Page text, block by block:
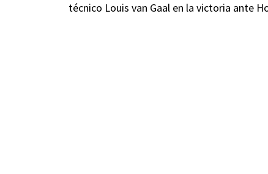
técnico Louis van Gaal en la victoria ante